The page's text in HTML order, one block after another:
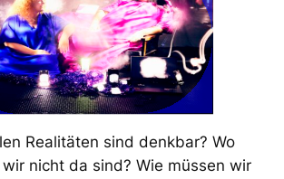
Realitäten sind denkbar? Wo
nicht da sind? Wie müssen wir